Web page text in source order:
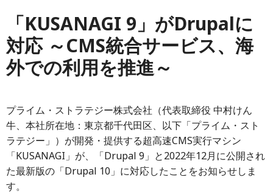
「KUSANAGI 9」がDrupalに
対応 ～CMS統合サービス、海
外での利用を推進～
プライム・ストラテジー株式会社（代表取締役 中村けん
牛、本社所在地：東京都千代田区、以下「プライム・スト
ラテジー」）が開発・提供する超高速CMS実行マシン
「KUSANAGI」が、「Drupal 9」と2022年12月に公開され
た最新版の「Drupal 10」に対応したことをお知らせしま
す。